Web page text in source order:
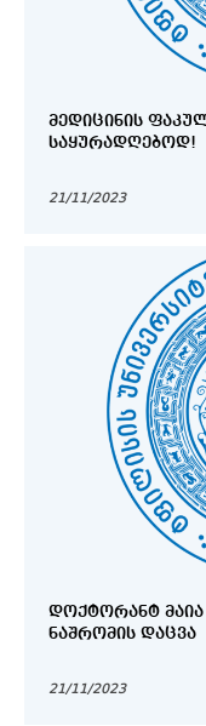
ᲛᲔᲓᲘᲪᲘᲜᲘᲡ
ᲡᲐᲧᲣᲠᲐᲓᲦᲔᲑᲝᲓ!
21/11/2023
ᲓᲝᲥᲢᲝᲠᲐᲜᲢ ᲛᲐᲘᲐ ᲩᲘᲒᲝᲒᲘᲫᲘᲡ ᲡᲐᲓᲘᲡᲔᲠᲢᲐᲪᲘᲝ
ᲜᲐᲨᲠᲝᲛᲘᲡ ᲓᲐᲪᲕᲐ
21/11/2023